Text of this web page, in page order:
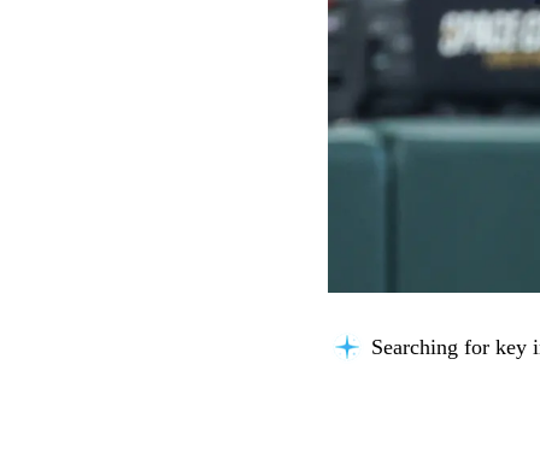
Searching for key